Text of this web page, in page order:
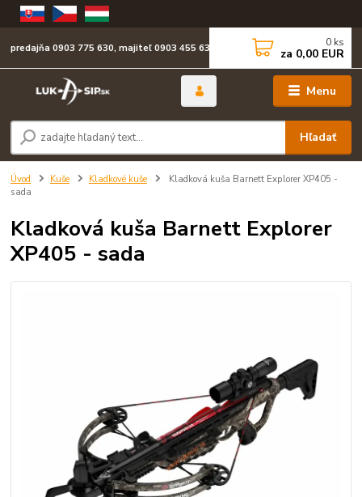
Menu
Hľadať
predajňa 0903 775 630, majiteľ 0903 455 630 0 ks
za 0,00 EUR
Úvod Kuše Kladkové kuše
Kladková kuša Barnett Explorer XP405 -
sada
Kladková kuša Barnett Explorer
XP405 - sada